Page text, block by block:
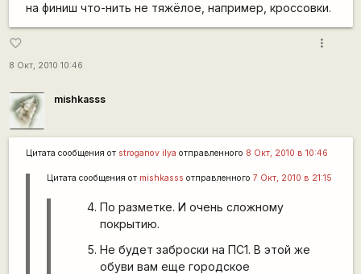
на финиш что-нить не тяжёлое, например, кроссовки.
favorite_border
8 Окт, 2010 10:46
more_vert
mishkasss
Цитата сообщения от stroganov ilya отправленного 8 Окт, 2010 в 10:46
Цитата сообщения от mishkasss отправленного 7 Окт, 2010 в 21:15
По разметке. И очень сложному
покрытию.
Не будет заброски на ПС1. В этой же
обуви вам еще городское